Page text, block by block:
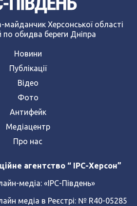
Херсонської області
обидва береги Дніпра
Новини
Публікації
Відео
Фото
Антифейк
Медіацентр
Про нас
агентство “ IPC-Херсон”
медіа: «ІРС-Південь»
медіа в Реєстрі: № R40-05285